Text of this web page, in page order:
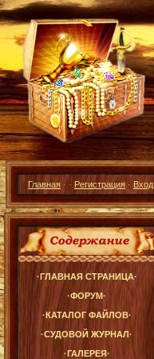
Главная · · Регистрация· Вход
·ГЛАВНАЯ СТРАНИЦА·
·ФОРУМ·
·КАТАЛОГ ФАЙЛОВ·
·СУДОВОЙ ЖУРНАЛ·
·ГАЛЕРЕЯ·